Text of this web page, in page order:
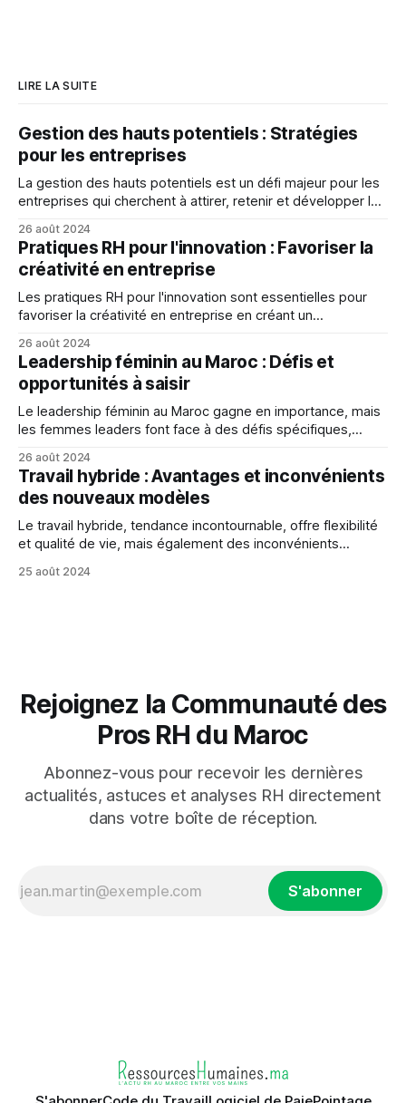
LIRE LA SUITE
Gestion des hauts potentiels : Stratégies
pour les entreprises
La gestion des hauts potentiels est un défi majeur pour les
entreprises qui cherchent à attirer, retenir et développer les
26 août 2024
Pratiques RH pour l'innovation : Favoriser la
créativité en entreprise
Les pratiques RH pour l'innovation sont essentielles pour
favoriser la créativité en entreprise en créant un
communication, et en récompensant l'innovation.
26 août 2024
Leadership féminin au Maroc : Défis et
opportunités à saisir
Le leadership féminin au Maroc gagne en importance, mais
les femmes leaders font face à des défis spécifiques,
qui les empêchent de réaliser leur plein potentiel.
26 août 2024
Travail hybride : Avantages et inconvénients
des nouveaux modèles
Le travail hybride, tendance incontournable, offre flexibilité
et qualité de vie, mais également des inconvénients
communication.
25 août 2024
Rejoignez la Communauté des
Pros RH du Maroc
Abonnez-vous pour recevoir les dernières
actualités, astuces et analyses RH directement
dans votre boîte de réception.
S'abonner